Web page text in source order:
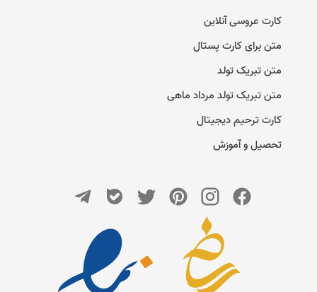
کارت عروسی آنلاین
متن برای کارت پستال
متن تبریک تولد
متن تبریک تولد مرداد ماهی
کارت ترحیم دیجیتال
تحصیل و آموزش